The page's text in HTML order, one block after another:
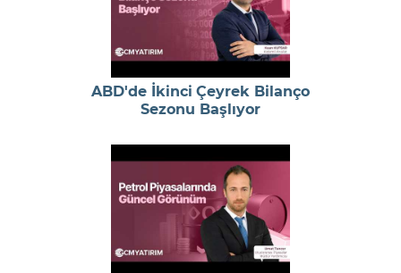
ABD'de İkinci Çeyrek Bilanço
Sezonu Başlıyor